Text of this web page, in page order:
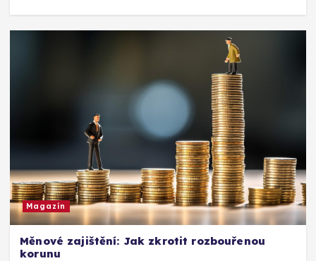
Magazín
Měnové zajištění: Jak zkrotit rozbouřenou
korunu